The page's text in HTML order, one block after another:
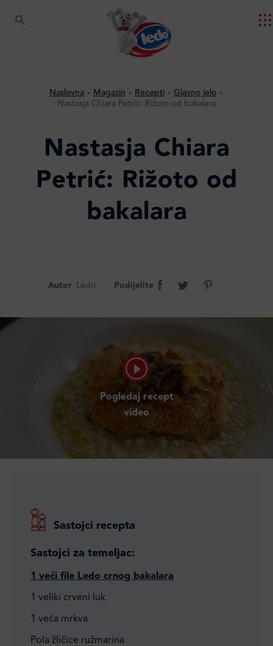
Naslovna Magazin Recepti
Glavno jelo
Nastasja Chiara Petrić: Rižoto od bakalara
Nastasja Chiara
Petrić: Rižoto od
bakalara
Autor Ledo Podijelite
Pogledaj recept
video
Sastojci recepta
Sastojci za temeljac:
1 veći file Ledo crnog bakalara
1 veliki crveni luk
1 veća mrkva
Pola žličice ružmarina